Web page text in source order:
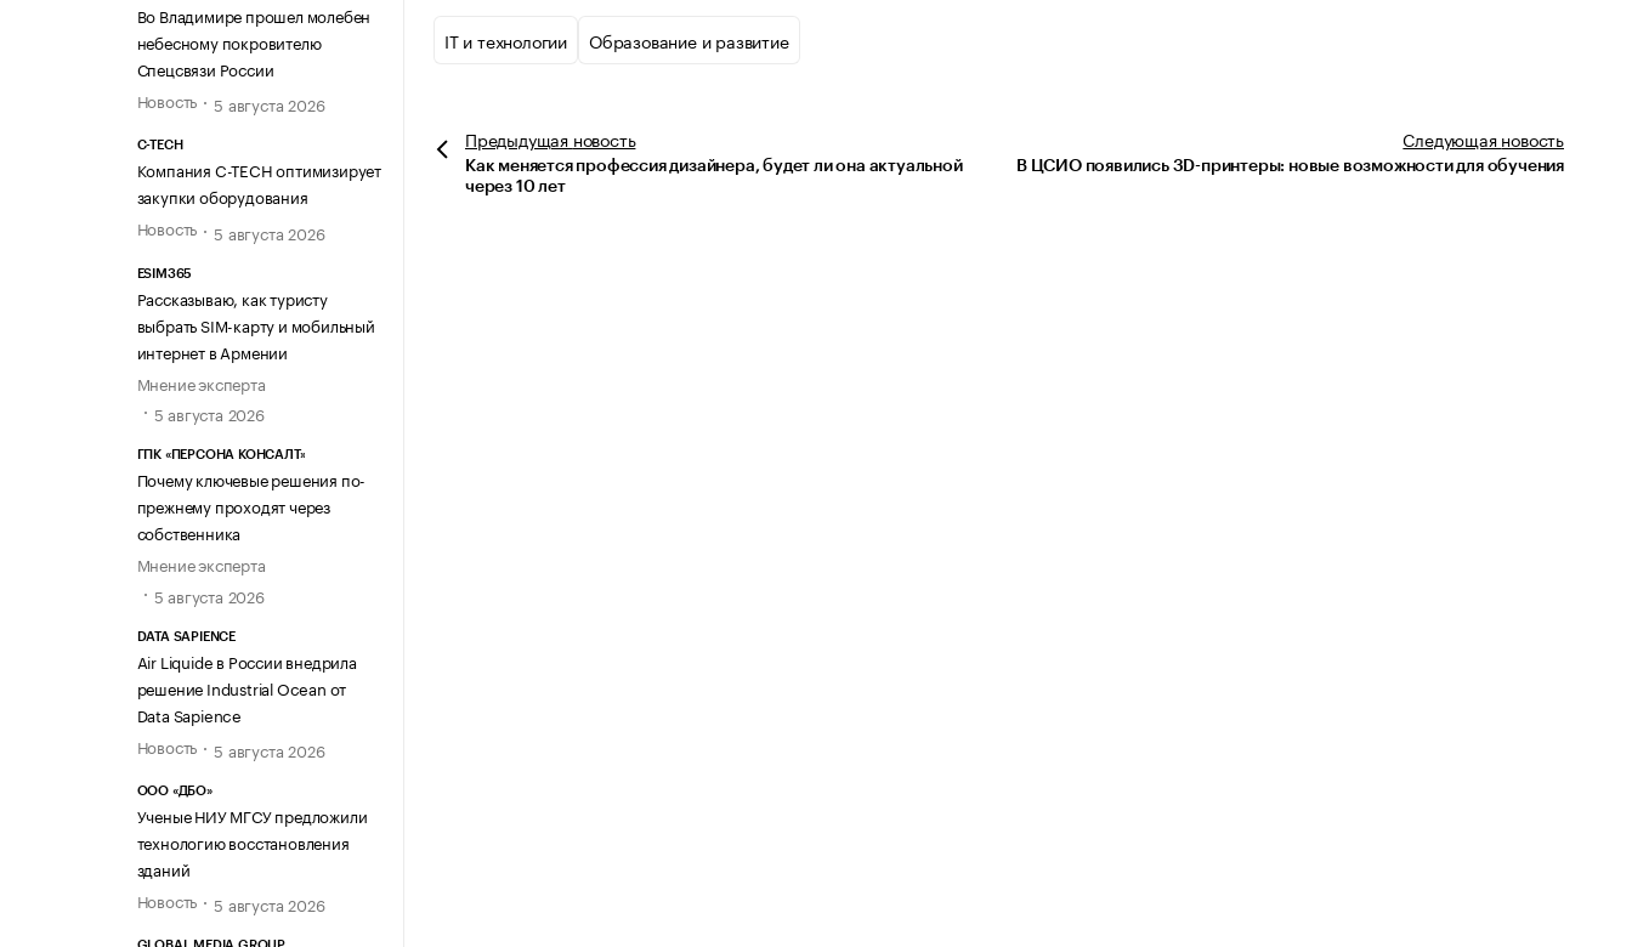
Во Владимире прошел молебен
небесному покровителю
Спецсвязи России
Новость
5 августа 2026
C-TECH
Компания C-TECH оптимизирует
закупки оборудования
Новость
5 августа 2026
ESIM365
Рассказываю, как туристу
выбрать SIM-карту и мобильный
интернет в Армении
Мнение эксперта
5 августа 2026
ГПК «ПЕРСОНА КОНСАЛТ»
Почему ключевые решения по-
прежнему проходят через
собственника
Мнение эксперта
5 августа 2026
DATA SAPIENCE
Air Liquide в России внедрила
решение Industrial Ocean от
Data Sapience
Новость
5 августа 2026
ООО «ДБО»
Ученые НИУ МГСУ предложили
технологию восстановления
зданий
Новость
5 августа 2026
IT и технологии Образование и развитие
Предыдущая новость
Как меняется профессия дизайнера, будет ли она актуальной
через 10 лет
Следующаяновость
В ЦСИО появились 3D-принтеры: новые возможности для обучения